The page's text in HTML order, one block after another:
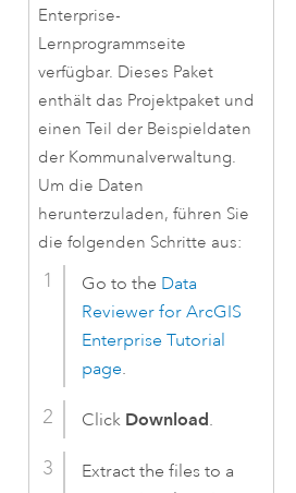
Enterprise-
Lernprogrammseite
verfügbar. Dieses Paket
enthält das Projektpaket und
einen Teil der Beispieldaten
der Kommunalverwaltung.
Um die Daten
herunterzuladen, führen Sie
die folgenden Schritte aus:
Go to the Data
Reviewer for ArcGIS
Enterprise Tutorial
page.
Click Download.
Extract the files to a